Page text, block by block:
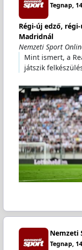
Tegnap,
Régi-új edző,
Madridnál
Nemzeti Sport
Mint ismert, a
játszik
Nemzeti
Tegnap,